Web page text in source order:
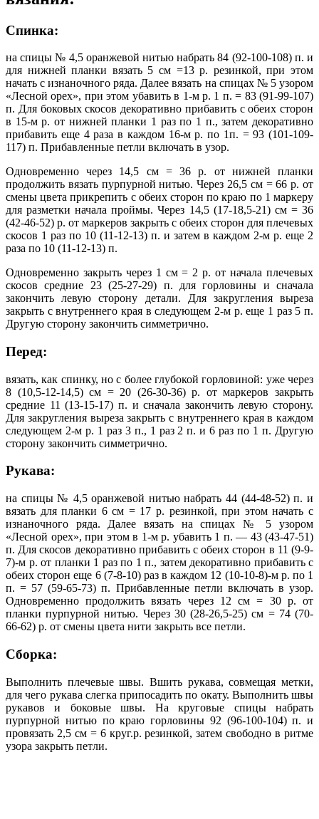
Спинка:
на спицы № 4,5 оранжевой нитью набрать 84 (92-100-108) п. и
для нижней планки вязать 5 см =13 р. резинкой, при этом
начать с изнаночного ряда. Далее вязать на спицах № 5 узором
«Лесной орех», при этом убавить в 1-м р. 1 п. = 83 (91-99-107)
п. Для боковых скосов декоративно прибавить с обеих сторон
в 15-м р. от нижней планки 1 раз по 1 п., затем декоративно
прибавить еще 4 раза в каждом 16-м р. по 1п. = 93 (101-109-
117) п. Прибавленные петли включать в узор.
Одновременно через 14,5 см = 36 р. от нижней планки
продолжить вязать пурпурной нитью. Через 26,5 см = 66 р. от
смены цвета прикрепить с обеих сторон по краю по 1 маркеру
для разметки начала проймы. Через 14,5 (17-18,5-21) см = 36
(42-46-52) р. от маркеров закрыть с обеих сторон для плечевых
скосов 1 раз по 10 (11-12-13) п. и затем в каждом 2-м р. еще 2
раза по 10 (11-12-13) п.
Одновременно закрыть через 1 см = 2 р. от начала плечевых
скосов средние 23 (25-27-29) п. для горловины и сначала
закончить левую сторону детали. Для закругления выреза
закрыть с внутреннего края в следующем 2-м р. еще 1 раз 5 п.
Другую сторону закончить симметрично.
Перед:
вязать, как спинку, но с более глубокой горловиной: уже через
8 (10,5-12-14,5) см = 20 (26-30-36) р. от маркеров закрыть
средние 11 (13-15-17) п. и сначала закончить левую сторону.
Для закругления выреза закрыть с внутреннего края в каждом
следующем 2-м р. 1 раз 3 п., 1 раз 2 п. и 6 раз по 1 п. Другую
сторону закончить симметрично.
Рукава:
на спицы № 4,5 оранжевой нитью набрать 44 (44-48-52) п. и
вязать для планки 6 см = 17 р. резинкой, при этом начать с
изнаночного ряда. Далее вязать на спицах № 5 узором
«Лесной орех», при этом в 1-м р. убавить 1 п. — 43 (43-47-51)
п. Для скосов декоративно прибавить с обеих сторон в 11 (9-9-
7)-м р. от планки 1 раз по 1 п., затем декоративно прибавить с
обеих сторон еще 6 (7-8-10) раз в каждом 12 (10-10-8)-м р. по 1
п. = 57 (59-65-73) п. Прибавленные петли включать в узор.
Одновременно продолжить вязать через 12 см = 30 р. от
планки пурпурной нитью. Через 30 (28-26,5-25) см = 74 (70-
66-62) р. от смены цвета нити закрыть все петли.
Сборка:
Выполнить плечевые швы. Вшить рукава, совмещая метки,
для чего рукава слегка припосадить по окату. Выполнить швы
рукавов и боковые швы. На круговые спицы набрать
пурпурной нитью по краю горловины 92 (96-100-104) п. и
провязать 2,5 см = 6 круг.р. резинкой, затем свободно в ритме
узора закрыть петли.